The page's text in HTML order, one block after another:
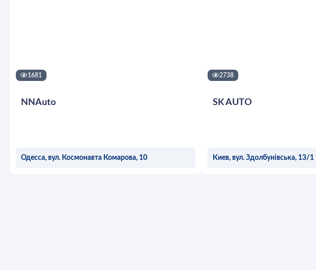
1681
NNAuto
Одесса, вул. Космонавта Комарова, 10
2738
SK AUTO
Киев, вул. Здолбунівська, 13/1